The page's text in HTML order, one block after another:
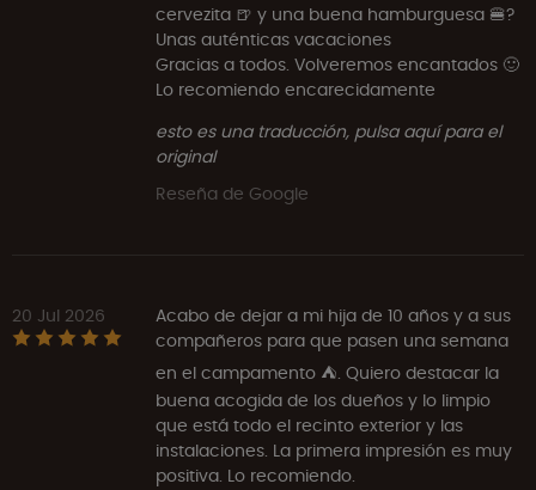
cervezita 🍺 y una buena hamburguesa 🍔?
Unas auténticas vacaciones
Gracias a todos. Volveremos encantados 🙂
Lo recomiendo encarecidamente
esto es una traducción, pulsa aquí para el
original
Reseña de Google
20 Jul 2026
Acabo de dejar a mi hija de 10 años y a sus
compañeros para que pasen una semana
en el campamento ⛺️. Quiero destacar la
buena acogida de los dueños y lo limpio
que está todo el recinto exterior y las
instalaciones. La primera impresión es muy
positiva. Lo recomiendo.